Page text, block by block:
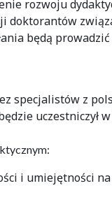
rozwoju
będą
specjalistów z
uczestniczył
i umiejętności